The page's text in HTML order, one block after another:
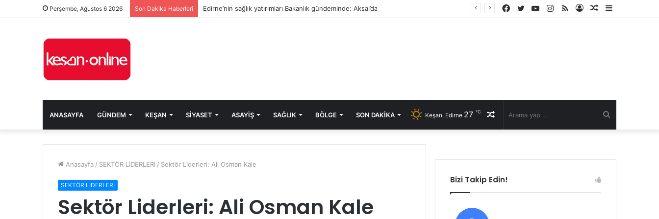
Perşembe, Ağustos 6 2026 Son Dakika Haberleri Edirne’nin sağlık yatırımları Bakanlık gündeminde: Aksal’dan Keşan için iki önemli talep
Rastgele
Kayıt
RSS
Instagram
YouTube
Twitter
Facebook
ANASAYFA GÜNDEM KEŞAN SIYASET ASAYIŞ SAĞLIK BÖLGE SON DAKIKA Rastgele
Keşan, Edirne 27 ℃
Anasayfa / SEKTÖR LİDERLERİ / Sektör Liderleri: Ali Osman Kale
SEKTÖR LİDERLERİ
Sektör Liderleri: Ali Osman Kale
Bizi Takip Edin!